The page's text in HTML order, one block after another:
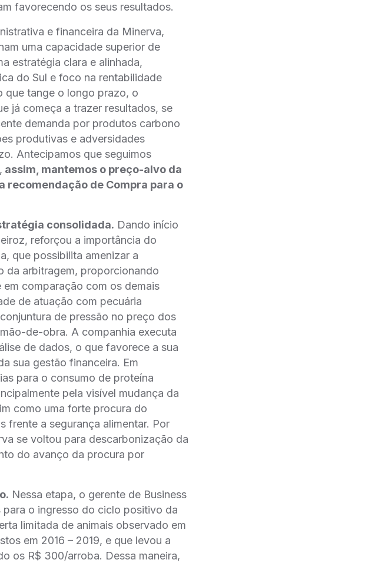
favorecendo os seus resultados.
e financeira da Minerva,
uma capacidade superior de
estratégia clara e alinhada,
do Sul e foco na rentabilidade
que tange o longo prazo, o
já começa a trazer resultados, se
demanda por produtos carbono
produtivas e adversidades
Antecipamos que seguimos
assim, mantemos o preço-alvo da
recomendação de Compra para o
consolidada. Dando início
reforçou a importância do
que possibilita amenizar a
da arbitragem, proporcionando
comparação com os demais
de atuação com pecuária
de pressão no preço dos
de-obra. A companhia executa
de dados, o que favorece a sua
sua gestão financeira. Em
para o consumo de proteína
pela visível mudança da
como uma forte procura do
frente a segurança alimentar. Por
se voltou para descarbonização da
do avanço da procura por
Nessa etapa, o gerente de Business
o ingresso do ciclo positivo da
limitada de animais observado em
em 2016 – 2019, e que levou a
os R$ 300/arroba. Dessa maneira,